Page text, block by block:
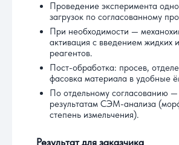
Проведение эксперимента
загрузок по согласованному
При необходимости —
активация с введением жидких
реагентов.
Пост-обработка: просев,
фасовка материала в удобные
По отдельному согласованию —
результатам СЭМ-анализа
степень измельчения).
Результат для заказчика